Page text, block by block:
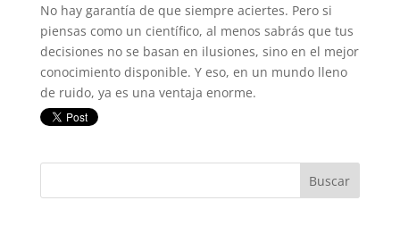
No hay garantía de que siempre aciertes. Pero si
piensas como un científico, al menos sabrás que tus
decisiones no se basan en ilusiones, sino en el mejor
conocimiento disponible. Y eso, en un mundo lleno
de ruido, ya es una ventaja enorme.